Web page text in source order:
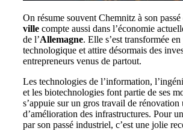
On résume souvent Chemnitz à son
ville compte aussi dans l’économie
de l’Allemagne. Elle s’est transformée
technologique et attire désormais des
entrepreneurs venus de partout.
Les technologies de l’information,
et les biotechnologies font partie de ses
s’appuie sur un gros travail de rénovation
d’amélioration des infrastructures. Pour
par son passé industriel, c’est une jolie